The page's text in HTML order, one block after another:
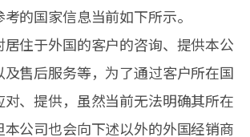
的国家信息当前如下所示。
住于外国的客户的咨询、提供本公
及售后服务等，为了通过客户所在国
、提供，虽然当前无法明确其所在
公司也会向下述以外的外国经销商